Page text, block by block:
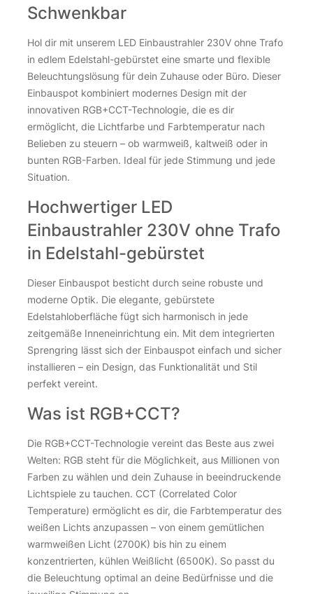
Schwenkbar
Hol dir mit unserem LED Einbaustrahler 230V ohne Trafo
in edlem Edelstahl-gebürstet eine smarte und flexible
Beleuchtungslösung für dein Zuhause oder Büro. Dieser
Einbauspot kombiniert modernes Design mit der
innovativen RGB+CCT-Technologie, die es dir
ermöglicht, die Lichtfarbe und Farbtemperatur nach
Belieben zu steuern – ob warmweiß, kaltweiß oder in
bunten RGB-Farben. Ideal für jede Stimmung und jede
Situation.
Hochwertiger LED
Einbaustrahler 230V ohne Trafo
in Edelstahl-gebürstet
Dieser Einbauspot besticht durch seine robuste und
moderne Optik. Die elegante, gebürstete
Edelstahloberfläche fügt sich harmonisch in jede
zeitgemäße Inneneinrichtung ein. Mit dem integrierten
Sprengring lässt sich der Einbauspot einfach und sicher
installieren – ein Design, das Funktionalität und Stil
perfekt vereint.
Was ist RGB+CCT?
Die RGB+CCT-Technologie vereint das Beste aus zwei
Welten: RGB steht für die Möglichkeit, aus Millionen von
Farben zu wählen und dein Zuhause in beeindruckende
Lichtspiele zu tauchen. CCT (Correlated Color
Temperature) ermöglicht es dir, die Farbtemperatur des
weißen Lichts anzupassen – von einem gemütlichen
warmweißen Licht (2700K) bis hin zu einem
konzentrierten, kühlen Weißlicht (6500K). So passt du
die Beleuchtung optimal an deine Bedürfnisse und die